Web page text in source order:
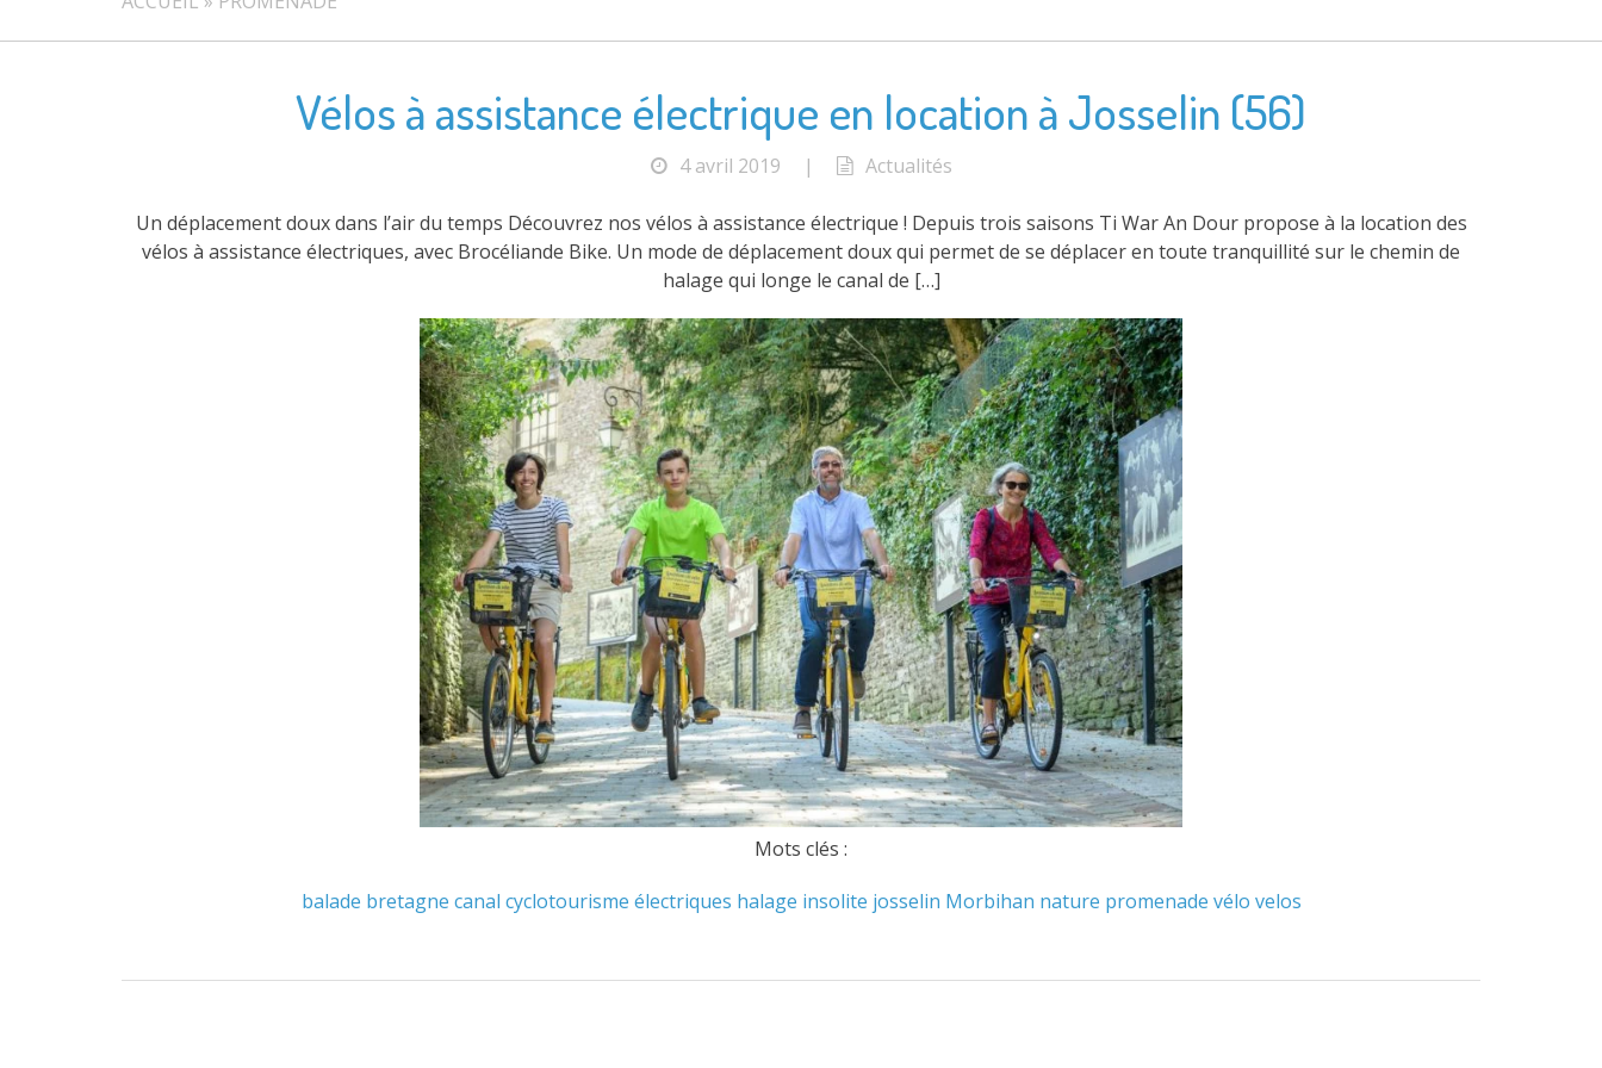
Vélos à assistance électrique en location à Josselin (56)
4 avril 2019 | Actualités
Un déplacement doux dans l’air du temps Découvrez nos vélos à assistance électrique ! Depuis trois saisons Ti War An Dour propose à la location des
vélos à assistance électriques, avec Brocéliande Bike. Un mode de déplacement doux qui permet de se déplacer en toute tranquillité sur le chemin de
halage qui longe le canal de […]
Mots clés :
balade bretagne canal cyclotourisme électriques halage insolite josselin Morbihan nature promenade vélo velos